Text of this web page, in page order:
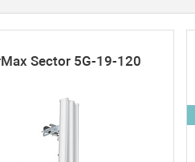
Sector 5G-19-120